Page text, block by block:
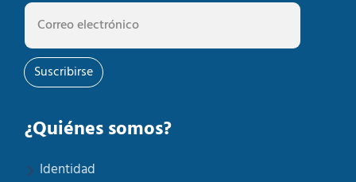
Suscribirse
¿Quiénes somos?
Identidad